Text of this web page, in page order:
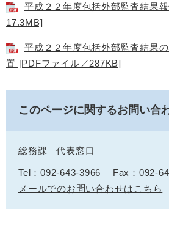
平成２２年度包括外部監査結果
17.3MB]
平成２２年度包括外部監査結果
置 [PDFファイル／287KB]
このページに関するお問い合
総務課 代表窓口
Tel：092-643-3966
Fax：092-
メールでのお問い合わせはこちら